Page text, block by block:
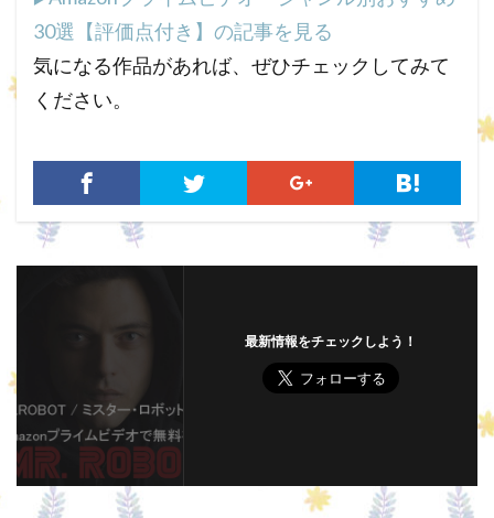
30選【評価点付き】の記事を見る
気になる作品があれば、ぜひチェックしてみて
ください。
最新情報をチェックしよう！